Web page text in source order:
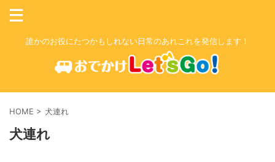
誰かのお役にたつかもしれない日常のあれこれを発信します！
HOME > 犬連れ
犬連れ